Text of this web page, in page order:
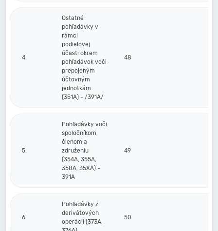
4.
Ostatné
pohľadávky v
rámci
podielovej
účasti okrem
pohľadávok voči
prepojeným
účtovným
jednotkám
(351A) - /391A/
48
5.
Pohľadávky voči
spoločníkom,
členom a
združeniu
(354A, 355A,
358A, 35XA) -
391A
49
6.
Pohľadávky z
derivátových
operácií (373A,
50